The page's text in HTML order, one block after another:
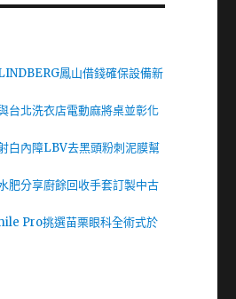
鳳山借錢確保設備新
台北洗衣店電動麻將桌並彰化
白內障LBV去黑頭粉刺泥膜幫
肥分享廚餘回收手套訂製中古
Pro挑選苗栗眼科全術式於